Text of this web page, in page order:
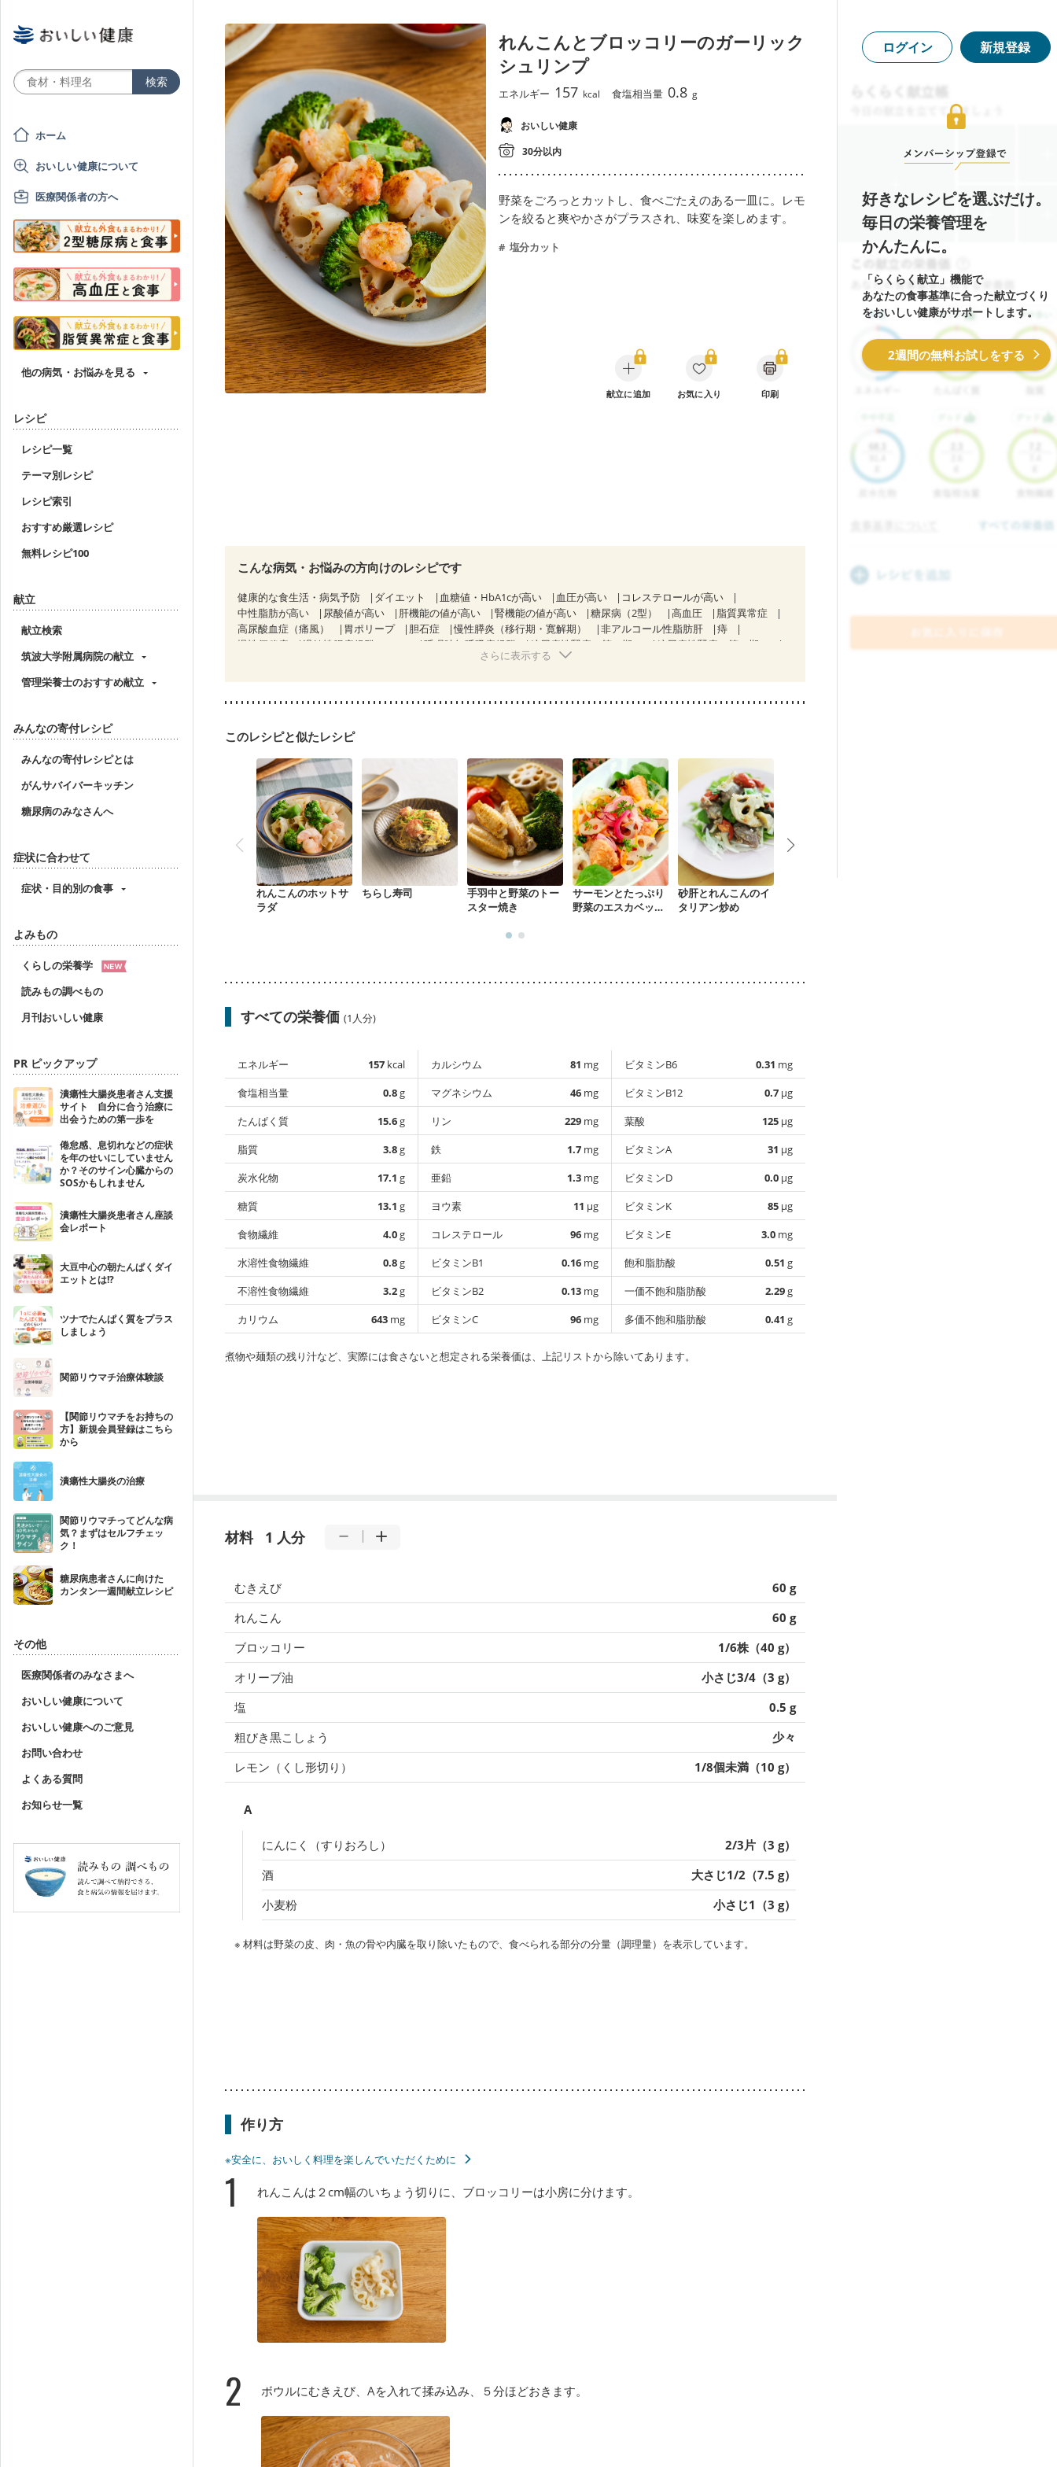
ホーム
おいしい健康について
医療関係者の方へ
他の病気・お悩みを見る
レシピ
レシピ一覧
テーマ別レシピ
レシピ索引
おすすめ厳選レシピ
無料レシピ100
献立
献立検索
筑波大学附属病院の献立
管理栄養士のおすすめ献立
みんなの寄付レシピ
みんなの寄付レシピとは
がんサバイバーキッチン
糖尿病のみなさんへ
症状に合わせて
症状・目的別の食事
よみもの
くらしの栄養学
読みもの調べもの
月刊おいしい健康
PR ピックアップ
潰瘍性大腸炎患者さん支援
サイト 自分に合う治療に
出会うための第一歩を
倦怠感、息切れなどの症状
を年のせいにしていません
か？そのサイン心臓からの
SOSかもしれません
潰瘍性大腸炎患者さん座談
会レポート
大豆中心の朝たんぱくダイ
エットとは!?
ツナでたんぱく質をプラス
しましょう
関節リウマチ治療体験談
【関節リウマチをお持ちの
方】新規会員登録はこちら
から
潰瘍性大腸炎の治療
関節リウマチってどんな病
気？まずはセルフチェッ
ク！
糖尿病患者さんに向けた
カンタン一週間献立レシピ
その他
医療関係者のみなさまへ
おいしい健康について
おいしい健康へのご意見
お問い合わせ
よくある質問
お知らせ一覧
れんこんとブロッコリーのガーリック
シュリンプ
エネルギー 157 kcal 食塩相当量 0.8 g
おいしい健康
30分以内
野菜をごろっとカットし、食べごたえのある一皿に。レモ
ンを絞ると爽やかさがプラスされ、味変を楽しめます。
塩分カット
献立に追加 お気に入り 印刷
こんな病気・お悩みの方向けのレシピです
健康的な食生活・病気予防 ダイエット 血糖値・HbA1cが高い 血圧が高い
コレステロールが高い
中性脂肪が高い
尿酸値が高い 肝機能の値が高い 腎機能の値が高い 糖尿病（2型） 高血圧
脂質異常症
高尿酸血症（痛風）
胃ポリープ 胆石症 慢性膵炎（移行期・寛解期） 非アルコール性脂肪肝
痔
慢性便秘症
過敏性腸症候群（IBS） 睡眠時無呼吸症候群 糖尿病性腎症（第１期）
糖尿病性腎症（第２期）
CKD（ステージ２）
妊婦健診・血圧が気になる（初期）
妊婦健診・血糖値が気になる（初期） 妊娠高血圧(中期)
妊娠糖尿病(初期)
フレイル（年齢に合わせた体作り）
さらに表示する
このレシピと似たレシピ
れんこんのホットサ
ラダ
ちらし寿司
手羽中と野菜のトー
スター焼き
サーモンとたっぷり
野菜のエスカベッシ
砂肝とれんこんのイ
タリアン炒め
すべての栄養価 (1人分)
エネルギー 157 kcal
食塩相当量
0.8g
たんぱく質
15.6g
脂質
3.8g
炭水化物
17.1 g
糖質
13.1 g
食物繊維
4.0g
水溶性食物繊維
0.8g
不溶性食物繊維
3.2g
カリウム
643 mg
カルシウム 81 mg
マグネシウム
46 mg
リン
229 mg
鉄
1.7 mg
亜鉛
1.3 mg
ヨウ素
11 µg
コレステロール
96 mg
ビタミンB1
0.16 mg
ビタミンB2
0.13 mg
ビタミンC
96 mg
ビタミンB6 0.31 mg
ビタミンB12
0.7 µg
葉酸
125 µg
ビタミンA
31 µg
ビタミンD
0.0 µg
ビタミンK
85 µg
ビタミンE
3.0 mg
飽和脂肪酸
0.51 g
一価不飽和脂肪酸
2.29g
多価不飽和脂肪酸
0.41 g
煮物や麺類の残り汁など、実際には食さないと想定される栄養価は、上記リストから除いてあります。
材料 1 人分
むきえび
60 g
れんこん
60 g
ブロッコリー
1/6株（40 g）
オリーブ油
小さじ3/4（3 g）
塩
0.5 g
粗びき黒こしょう
少々
レモン（くし形切り）
1/8個未満（10 g）
A
にんにく（すりおろし）
2/3片（3 g）
酒
大さじ1/2（7.5 g）
小麦粉
小さじ1（3 g）
※ 材料は野菜の皮、肉・魚の骨や内臓を取り除いたもので、食べられる部分の分量（調理量）を表示しています。
作り方
※安全に、おいしく料理を楽しんでいただくために
1 れんこんは２cm幅のいちょう切りに、ブロッコリーは小房に分けます。
2 ボウルにむきえび、Aを入れて揉み込み、５分ほどおきます。
ログイン 新規登録
好きなレシピを選ぶだけ。
毎日の栄養管理を
かんたんに。
「らくらく献立」機能で
あなたの食事基準に合った献立づくり
をおいしい健康がサポートします。
2週間の無料お試しをする